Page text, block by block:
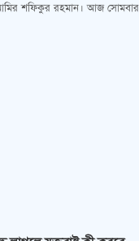
শফিকুর রহমান। আজ